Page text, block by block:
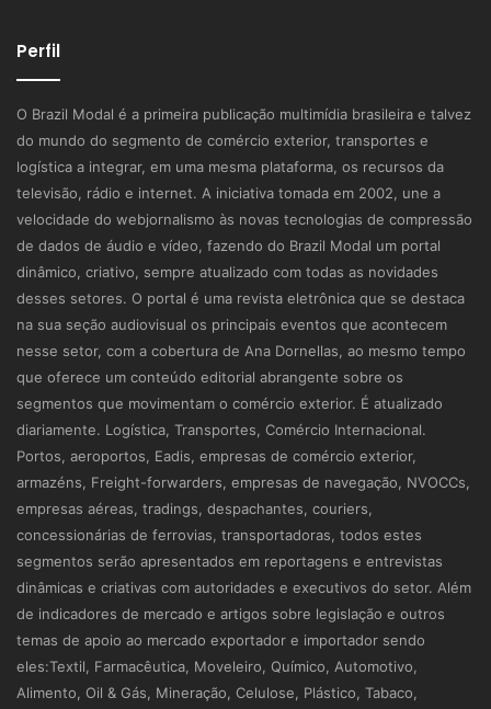
Perfil
O Brazil Modal é a primeira publicação multimídia brasileira e talvez
do mundo do segmento de comércio exterior, transportes e
logística a integrar, em uma mesma plataforma, os recursos da
televisão, rádio e internet. A iniciativa tomada em 2002, une a
velocidade do webjornalismo às novas tecnologias de compressão
de dados de áudio e vídeo, fazendo do Brazil Modal um portal
dinâmico, criativo, sempre atualizado com todas as novidades
desses setores. O portal é uma revista eletrônica que se destaca
na sua seção audiovisual os principais eventos que acontecem
nesse setor, com a cobertura de Ana Dornellas, ao mesmo tempo
que oferece um conteúdo editorial abrangente sobre os
segmentos que movimentam o comércio exterior. É atualizado
diariamente. Logística, Transportes, Comércio Internacional.
Portos, aeroportos, Eadis, empresas de comércio exterior,
armazéns, Freight-forwarders, empresas de navegação, NVOCCs,
empresas aéreas, tradings, despachantes, couriers,
concessionárias de ferrovias, transportadoras, todos estes
segmentos serão apresentados em reportagens e entrevistas
dinâmicas e criativas com autoridades e executivos do setor. Além
de indicadores de mercado e artigos sobre legislação e outros
temas de apoio ao mercado exportador e importador sendo
eles:Textil, Farmacêutica, Moveleiro, Químico, Automotivo,
Alimento, Oil & Gás, Mineração, Celulose, Plástico, Tabaco,